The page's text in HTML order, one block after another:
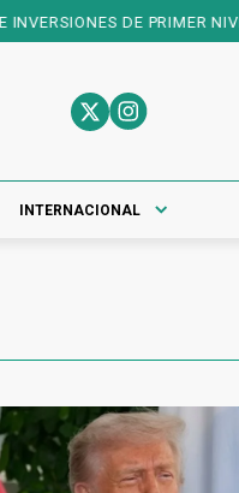
NIVEL! DESCARGALA EN:
INTERNACIONAL